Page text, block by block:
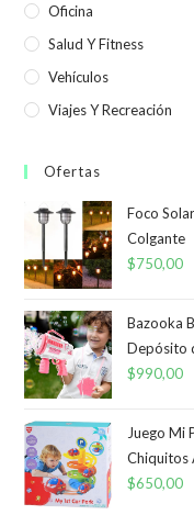
Oficina
Salud Y Fitness
Vehículos
Viajes Y Recreación
Ofertas
Foco
Colgante
$750,00
Bazooka
Depósito
$990,00
Juego Mi
Chiquitos
$650,00